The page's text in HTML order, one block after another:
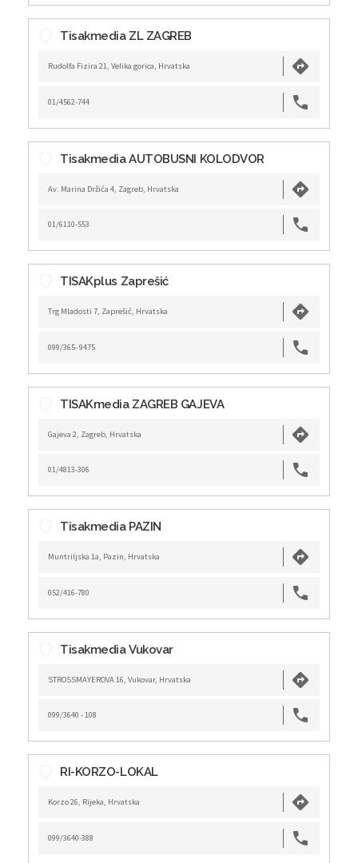
Tisakmedia ZL ZAGREB
Rudolfa Fizira 21, Velika gorica, Hrvatska
01/4562-744
Tisakmedia AUTOBUSNI KOLODVOR
Av. Marina Držića 4, Zagreb, Hrvatska
01/6110-553
TISAKplus Zaprešić
Trg Mladosti 7, Zaprešić, Hrvatska
099/365- 9475
TISAKmedia ZAGREB GAJEVA
Gajeva 2, Zagreb, Hrvatska
01/4813-306
Tisakmedia PAZIN
Muntriljska 1a, Pazin, Hrvatska
052/416-780
Tisakmedia Vukovar
STROSSMAYEROVA 16, Vukovar, Hrvatska
099/3640 - 108
RI-KORZO-LOKAL
Korzo 26, Rijeka, Hrvatska
099/3640-388